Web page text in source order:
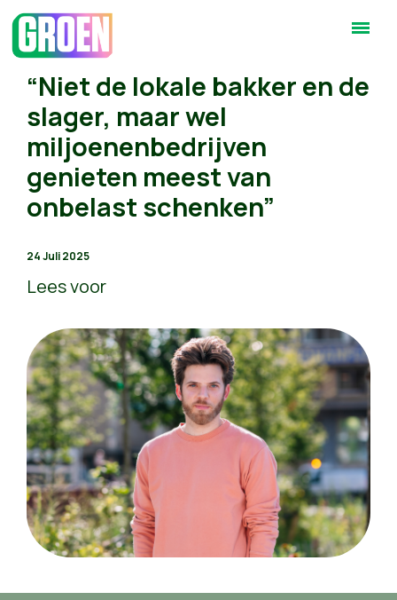
“Niet de lokale bakker en de
slager, maar wel
miljoenenbedrijven
genieten meest van
onbelast schenken”
24 Juli 2025
Lees voor